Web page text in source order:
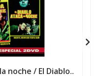
noche / El Diablo..